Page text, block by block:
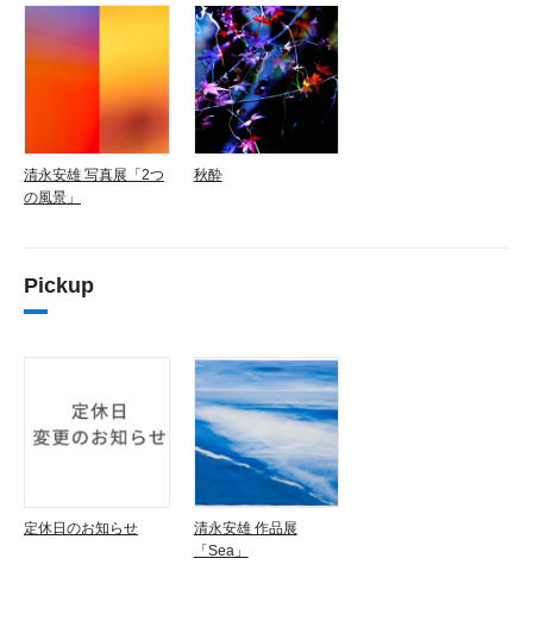
清永安雄 写真展「2つ
の風景」
秋酔
Pickup
定休日のお知らせ
清永安雄 作品展
「Sea」